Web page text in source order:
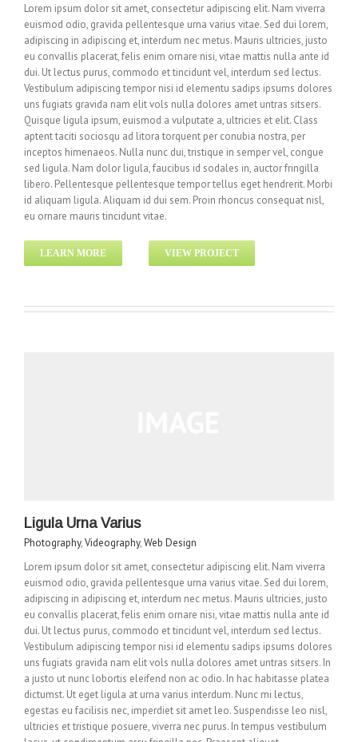
Lorem ipsum dolor sit amet, consectetur adipiscing elit. Nam viverra
euismod odio, gravida pellentesque urna varius vitae. Sed dui lorem,
adipiscing in adipiscing et, interdum nec metus. Mauris ultricies, justo
eu convallis placerat, felis enim ornare nisi, vitae mattis nulla ante id
dui. Ut lectus purus, commodo et tincidunt vel, interdum sed lectus.
Vestibulum adipiscing tempor nisi id elementu sadips ipsums dolores
uns fugiats gravida nam elit vols nulla dolores amet untras sitsers.
Quisque ligula ipsum, euismod a vulputate a, ultricies et elit. Class
aptent taciti sociosqu ad litora torquent per conubia nostra, per
inceptos himenaeos. Nulla nunc dui, tristique in semper vel, congue
sed ligula. Nam dolor ligula, faucibus id sodales in, auctor fringilla
libero. Pellentesque pellentesque tempor tellus eget hendrerit. Morbi
id aliquam ligula. Aliquam id dui sem. Proin rhoncus consequat nisl,
eu ornare mauris tincidunt vitae.
LEARN MORE VIEW PROJECT
Ligula Urna Varius
Photography,Videography,Web Design
Lorem ipsum dolor sit amet, consectetur adipiscing elit. Nam viverra
euismod odio, gravida pellentesque urna varius vitae. Sed dui lorem,
adipiscing in adipiscing et, interdum nec metus. Mauris ultricies, justo
eu convallis placerat, felis enim ornare nisi, vitae mattis nulla ante id
dui. Ut lectus purus, commodo et tincidunt vel, interdum sed lectus.
Vestibulum adipiscing tempor nisi id elementu sadips ipsums dolores
uns fugiats gravida nam elit vols nulla dolores amet untras sitsers. In
a justo ut nunc lobortis eleifend non ac odio. In hac habitasse platea
dictumst. Ut eget ligula at urna varius interdum. Nunc mi lectus,
egestas eu facilisis nec, imperdiet sit amet leo. Suspendisse leo nisl,
ultricies et tristique posuere, viverra nec purus. In tempus vestibulum